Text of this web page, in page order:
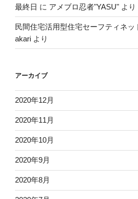
最終日 に アメブロ忍者"YASU" より
民間住宅活用型住宅セーフティネッ
akari より
アーカイブ
2020年12月
2020年11月
2020年10月
2020年9月
2020年8月